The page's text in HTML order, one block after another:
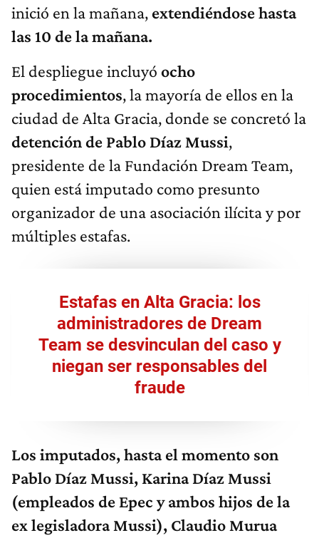
inició en la mañana, extendiéndose hasta
las 10 de la mañana.
El despliegue incluyó ocho
procedimientos, la mayoría de ellos en la
ciudad de Alta Gracia, donde se concretó la
detención de Pablo Díaz Mussi,
presidente de la Fundación Dream Team,
quien está imputado como presunto
organizador de una asociación ilícita y por
múltiples estafas.
Estafas en Alta Gracia: los
administradores de Dream
Team se desvinculan del caso y
niegan ser responsables del
fraude
Los imputados, hasta el momento son
Pablo Díaz Mussi, Karina Díaz Mussi
(empleados de Epec y ambos hijos de la
ex legisladora Mussi), Claudio Murua